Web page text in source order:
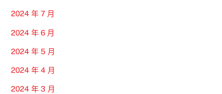
2024 年 7 月
2024 年 6 月
2024 年 5 月
2024 年 4 月
2024 年 3 月